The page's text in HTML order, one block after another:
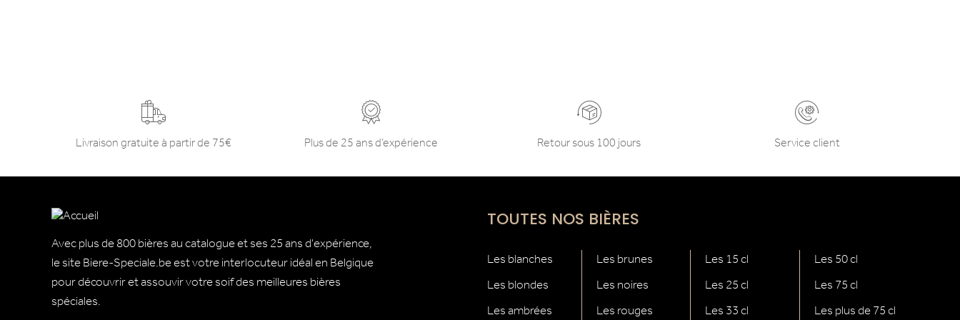
Livraison gratuite à partir de 75€ Plus de 25 ans d’expérience Retour sous 100 jours Service client
Avec plus de 800 bières au catalogue et ses 25 ans d'expérience,
le site Biere-Speciale.be est votre interlocuteur idéal en Belgique
pour découvrir et assouvir votre soif des meilleures bières
spéciales.
TOUTES NOS BIÈRES
Les blanches
Les blondes
Les ambrées
Les brunes
Les noires
Les rouges
Les 15 cl
Les 25 cl
Les 33 cl
Les 50 cl
Les 75 cl
Les plus de 75 cl